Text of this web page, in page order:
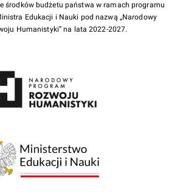
środków budżetu państwa w ramach programu
Edukacji i Nauki pod nazwą „Narodowy
Humanistyki” na lata 2022-2027.